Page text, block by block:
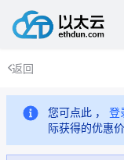
返回
您可点此 ， 登
际获得的优惠